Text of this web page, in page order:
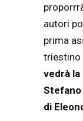
autori
prima
triestino
vedrà
di